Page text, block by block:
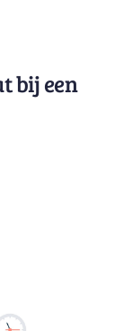
bij een